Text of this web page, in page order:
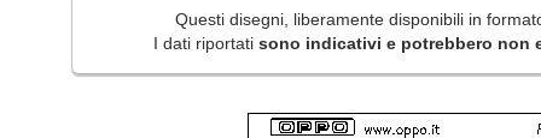
Questi disegni, liberamente disponibili in
I dati riportatisono indicativi e potrebbero non